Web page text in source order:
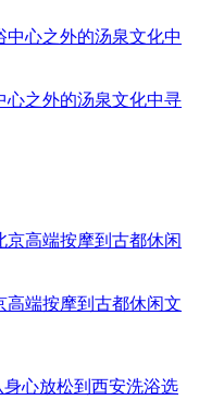
心之外的汤泉文化中寻
高端按摩到古都休闲文